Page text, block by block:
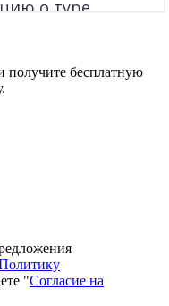
бесплатную
"Согласие на